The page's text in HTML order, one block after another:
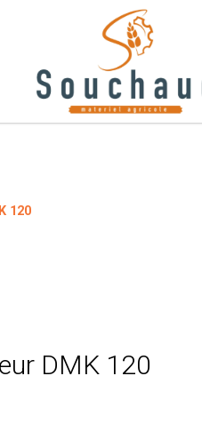
120
DMK 120